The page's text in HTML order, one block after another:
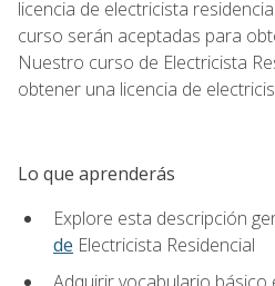
licencia de electricista
curso serán aceptadas para
Nuestro curso de Electricista
obtener una licencia de
Lo que aprenderás
Explore esta descripción
de Electricista Residencial
Adquirir vocabulario básico